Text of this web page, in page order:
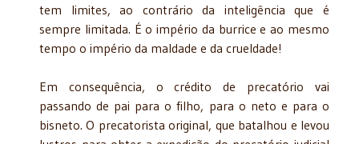
tem limites, ao contrário da inteligência que é
sempre limitada. É o império da burrice e ao mesmo
tempo o império da maldade e da crueldade!
Em consequência, o crédito de precatório vai
passando de pai para o filho, para o neto e para o
bisneto. O precatorista original, que batalhou e levou